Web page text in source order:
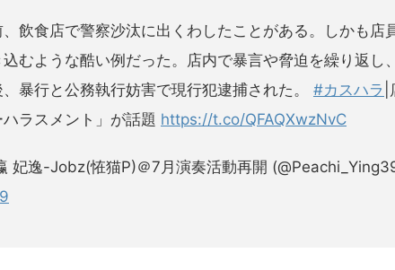
、飲食店で警察沙汰に出くわしたことがある。しかも店
込むような酷い例だった。店内で暴言や脅迫を繰り返し
、暴行と公務執行妨害で現行犯逮捕された。 #カスハラ
ハラスメント」が話題 https://t.co/QFAQXwzNvC
妃逸-Jobz(恠猫P)＠7月演奏活動再開